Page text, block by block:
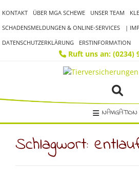
to
content
KONTAKT ÜBER MGA SCHEWE UNSER TEAM
SCHADENSMELDUNGEN & ONLINE-SERVICES
|
DATENSCHUTZERKLÄRUNG
ERSTINFORMATION
Ruft uns an: (0234)
NAVIGATION
Schlagwort: